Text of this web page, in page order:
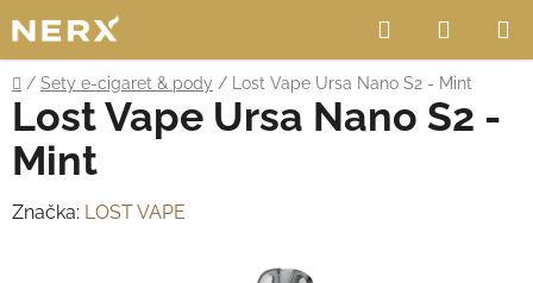
na
obsah
Hledat
KOŠÍK
Domů
/ Sety e-cigaret & pody / Lost Vape Ursa Nano S2 - Mint
Lost Vape Ursa Nano S2 -
Mint
Značka: LOST VAPE